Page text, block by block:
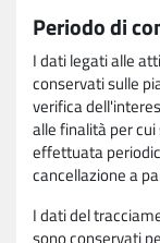
Periodo di
I dati legati alle
conservati sulle
verifica
alle finalità per
effettuata
cancellazione a
I dati del
sono conservati